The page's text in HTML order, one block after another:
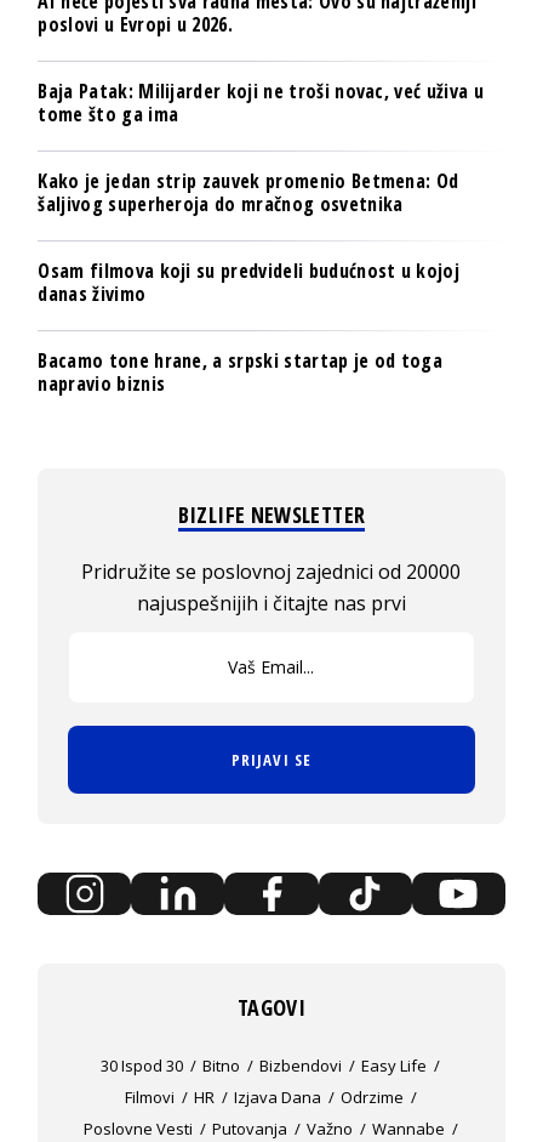
poslovi u Evropi u 2026.
Baja Patak: Milijarder koji ne troši novac, već uživa u
tome što ga ima
Kako je jedan strip zauvek promenio Betmena: Od
šaljivog superheroja do mračnog osvetnika
Osam filmova koji su predvideli budućnost u kojoj
danas živimo
Bacamo tone hrane, a srpski startap je od toga
napravio biznis
BIZLIFE NEWSLETTER
Pridružite se poslovnoj zajednici od 20000
najuspešnijih i čitajte nas prvi
PRIJAVI SE
TAGOVI
30 Ispod 30 Bitno Bizbendovi
Easy Life
Filmovi
HR Izjava Dana
Odrzime
Poslovne Vesti
Putovanja Važno
Wannabe